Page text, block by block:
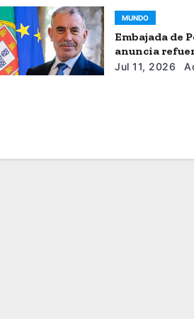
MUNDO
Embajada de
anuncia
humanitaria
Jul 11, 2026